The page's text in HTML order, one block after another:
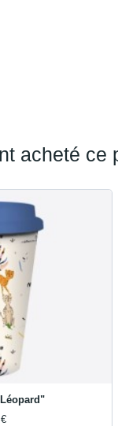
acheté ce